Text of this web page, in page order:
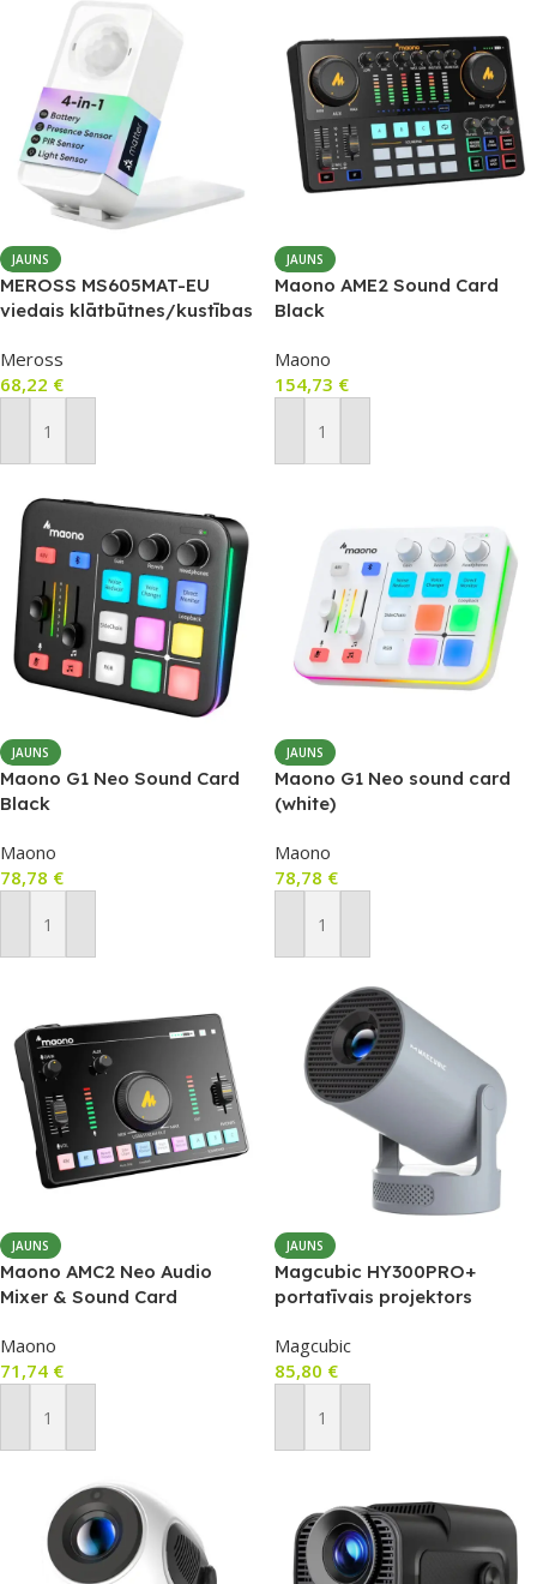
JAUNS
MEROSS MS605MAT-EU
viedais klātbūtnes/kustības
gaismas sensors), Matter
over Thread, IP67
Meross
68,22 €
Pievienot Grozam
JAUNS
Maono AME2 Sound Card
Black
Maono
154,73 €
Pievienot Grozam
JAUNS
Maono G1 Neo Sound Card
Black
Maono
78,78 €
Pievienot Grozam
JAUNS
Maono G1 Neo sound card
(white)
Maono
78,78 €
Pievienot Grozam
JAUNS
Maono AMC2 Neo Audio
Mixer & Sound Card
Maono
71,74 €
Pievienot Grozam
JAUNS
Magcubic HY300PRO+
portatīvais projektors
Magcubic
85,80 €
Pievienot Grozam